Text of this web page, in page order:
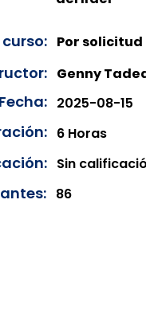
Por
Genny
Fecha: 2025-08-15
6 Horas
Sin
86